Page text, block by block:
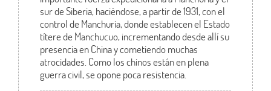
sur de Siberia, haciéndose, a partir de 1931, con el
control de Manchuria, donde establecen el Estado
títere de Manchucuo, incrementando desde allí su
presencia en China y cometiendo muchas
atrocidades. Como los chinos están en plena
guerra civil, se opone poca resistencia.